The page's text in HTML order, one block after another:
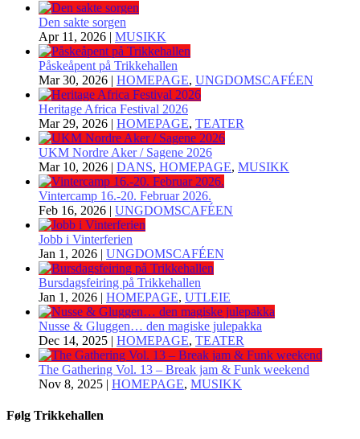
Den sakte sorgen
Apr 11, 2026 | MUSIKK
Påskeåpent på Trikkehallen
Mar 30, 2026 | HOMEPAGE, UNGDOMSCAFÉEN
Heritage Africa Festival 2026
Mar 29, 2026 | HOMEPAGE, TEATER
UKM Nordre Aker / Sagene 2026
Mar 10, 2026 | DANS, HOMEPAGE, MUSIKK
Vintercamp 16.-20. Februar 2026.
Feb 16, 2026 | UNGDOMSCAFÉEN
Jobb i Vinterferien
Jan 1, 2026 | UNGDOMSCAFÉEN
Bursdagsfeiring på Trikkehallen
Jan 1, 2026 | HOMEPAGE, UTLEIE
Nusse & Gluggen… den magiske julepakka
Dec 14, 2025 | HOMEPAGE, TEATER
The Gathering Vol. 13 – Break jam & Funk weekend
Nov 8, 2025 | HOMEPAGE, MUSIKK
Følg Trikkehallen